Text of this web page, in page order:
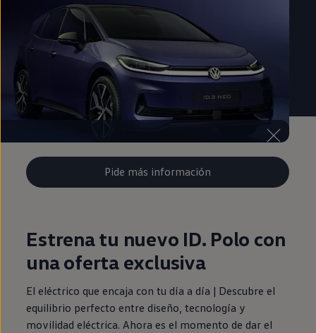
Pide más información
Estrena tu nuevo ID. Polo con
una oferta exclusiva
El eléctrico que encaja con tu día a día | Descubre el
equilibrio perfecto entre diseño, tecnología y
movilidad eléctrica. Ahora es el momento de dar el